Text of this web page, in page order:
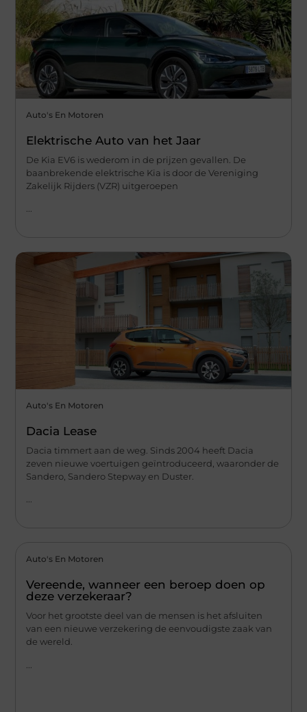
Auto's En Motoren
Elektrische Auto van het Jaar
De Kia EV6 is wederom in de prijzen gevallen. De
baanbrekende elektrische Kia is door de Vereniging
Zakelijk Rijders (VZR) uitgeroepen
Auto's En Motoren
Dacia Lease
Dacia timmert aan de weg. Sinds 2004 heeft Dacia
zeven nieuwe voertuigen geïntroduceerd, waaronder de
Sandero, Sandero Stepway en Duster.
...
Auto's En Motoren
Vereende, wanneer een beroep doen op
deze verzekeraar?
Voor het grootste deel van de mensen is het afsluiten
van een nieuwe verzekering de eenvoudigste zaak van
de wereld.